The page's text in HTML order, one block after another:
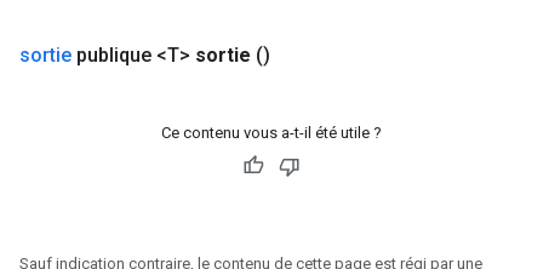
sortie publique <T> sortie ()
Ce contenu vous a-t-il été utile ?
Sauf indication contraire, le contenu de cette page est régi par une